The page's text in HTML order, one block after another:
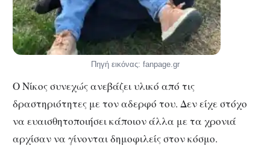
Πηγή εικόνας: fanpage.gr
O Νίκος συνεχώς ανεβάζει υλικό από τις
δραστηριότητες με τον αδερφό του. Δεν είχε στόχο
να ευαισθητοποιήσει κάποιον άλλα με τα χρονιά
αρχίσαν να γίνονται δημοφιλείς στον κόσμο.